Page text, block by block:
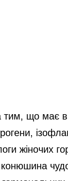
тим, що має
жіночих